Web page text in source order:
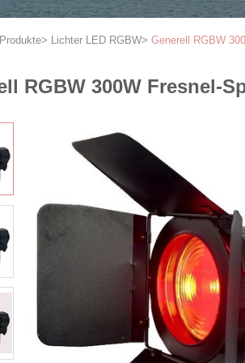
Produkte> Lichter LED RGBW> Generell RGBW
RGBW 300W Fresnel-